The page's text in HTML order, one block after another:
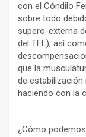
con el Cóndilo
sobre todo
supero-externa
del TFL), así
que la
de
haciendo con la
¿Cómo